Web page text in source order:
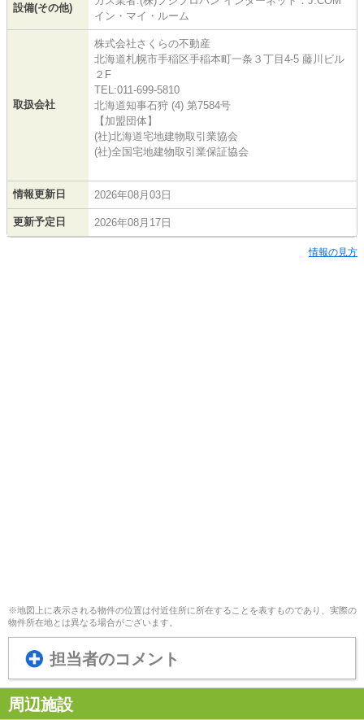
設備(その他)
イン・マイ・ルーム
取扱会社
株式会社さくらの不動産
北海道札幌市手稲区手稲本町一条３丁目4-5 藤川ビル
２F
TEL:011-699-5810
北海道知事石狩 (4) 第7584号
【加盟団体】
(社)北海道宅地建物取引業協会
(社)全国宅地建物取引業保証協会
情報更新日 2026年08月03日
更新予定日 2026年08月17日
情報の見方
※地図上に表示される物件の位置は付近住所に所在することを表すものであり、実際の
物件所在地とは異なる場合がございます。
担当者のコメント
周辺施設